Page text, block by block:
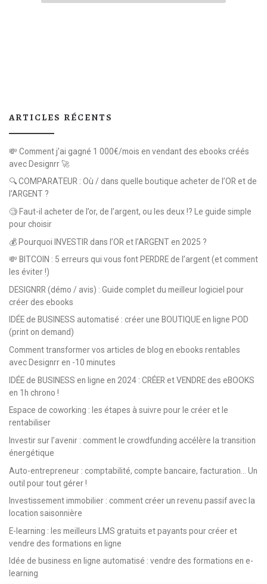
ARTICLES RÉCENTS
💸 Comment j’ai gagné 1 000€/mois en vendant des ebooks créés
avec Designrr 🚀
🔍 COMPARATEUR : Où / dans quelle boutique acheter de l’OR et de
l’ARGENT ?
🧐 Faut-il acheter de l’or, de l’argent, ou les deux !? Le guide simple
pour choisir
💰 Pourquoi INVESTIR dans l’OR et l’ARGENT en 2025 ?
💸 BITCOIN : 5 erreurs qui vous font PERDRE de l’argent (et comment
les éviter !)
DESIGNRR (démo / avis) : Guide complet du meilleur logiciel pour
créer des ebooks
IDÉE de BUSINESS automatisé : créer une BOUTIQUE en ligne POD
(print on demand)
Comment transformer vos articles de blog en ebooks rentables
avec Designrr en -10 minutes
IDÉE de BUSINESS en ligne en 2024 : CRÉER et VENDRE des eBOOKS
en 1h chrono !
Espace de coworking : les étapes à suivre pour le créer et le
rentabiliser
Investir sur l’avenir : comment le crowdfunding accélère la transition
énergétique
Auto-entrepreneur : comptabilité, compte bancaire, facturation… Un
outil pour tout gérer !
Investissement immobilier : comment créer un revenu passif avec la
location saisonnière
E-learning : les meilleurs LMS gratuits et payants pour créer et
vendre des formations en ligne
Idée de business en ligne automatisé : vendre des formations en e-
learning